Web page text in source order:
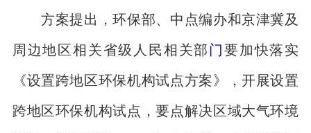
方案提出，环保部、中点编办和京津冀及
周边地区相关省级人民相关部 门 要加快落实
《设置跨地区环保机构试点方案》，开展设置
跨地区环保机构试点，要点解决区域大气环境